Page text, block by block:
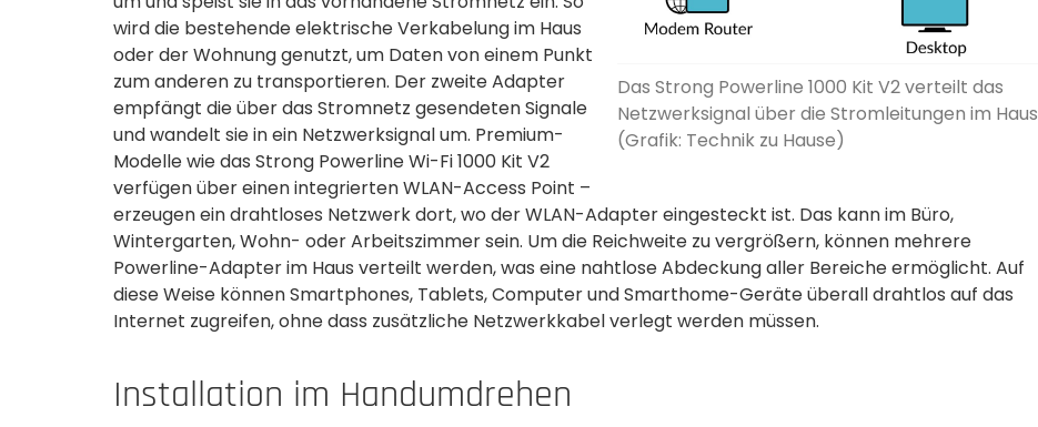
Das Strong Powerline 1000 Kit V2 verteilt das
Netzwerksignal über die Stromleitungen im Haus
(Grafik: Technik zu Hause)
wird die bestehende elektrische Verkabelung im Haus
oder der Wohnung genutzt, um Daten von einem Punkt
zum anderen zu transportieren. Der zweite Adapter
empfängt die über das Stromnetz gesendeten Signale
und wandelt sie in ein Netzwerksignal um. Premium-
Modelle wie das Strong Powerline Wi-Fi 1000 Kit V2
verfügen über einen integrierten WLAN-Access Point –
erzeugen ein drahtloses Netzwerk dort, wo der WLAN-Adapter eingesteckt ist. Das kann im Büro,
Wintergarten, Wohn- oder Arbeitszimmer sein. Um die Reichweite zu vergrößern, können mehrere
Powerline-Adapter im Haus verteilt werden, was eine nahtlose Abdeckung aller Bereiche ermöglicht. Auf
diese Weise können Smartphones, Tablets, Computer und Smarthome-Geräte überall drahtlos auf das
Internet zugreifen, ohne dass zusätzliche Netzwerkkabel verlegt werden müssen.
Installation im Handumdrehen